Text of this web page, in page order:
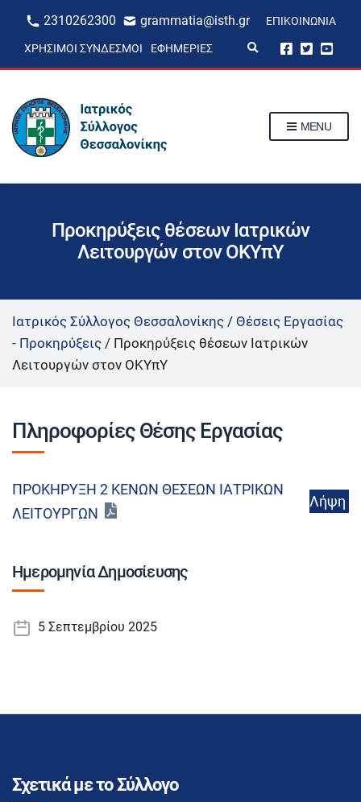
2310262300 grammatia@isth.gr ΕΠΙΚΟΙΝΩΝΊΑ
ΧΡΉΣΙΜΟΙ ΣΎΝΔΕΣΜΟΙ ΕΦΗΜΕΡΊΕΣ
p
m
MENU
Προκηρύξεις θέσεων Ιατρικών
Λειτουργών στον ΟΚΥπΥ
Ιατρικός Σύλλογος Θεσσαλονίκης / Θέσεις Εργασίας
- Προκηρύξεις / Προκηρύξεις θέσεων Ιατρικών
Λειτουργών στον ΟΚΥπΥ
Πληροφορίες Θέσης Εργασίας
ΠΡΟΚΗΡΥΞΗ 2 ΚΕΝΩΝ ΘΕΣΕΩΝ ΙΑΤΡΙΚΩΝ
ΛΕΙΤΟΥΡΓΩΝ
Λήψη
Ημερομηνία Δημοσίευσης
5 Σεπτεμβρίου 2025
Σχετικά με το Σύλλογο